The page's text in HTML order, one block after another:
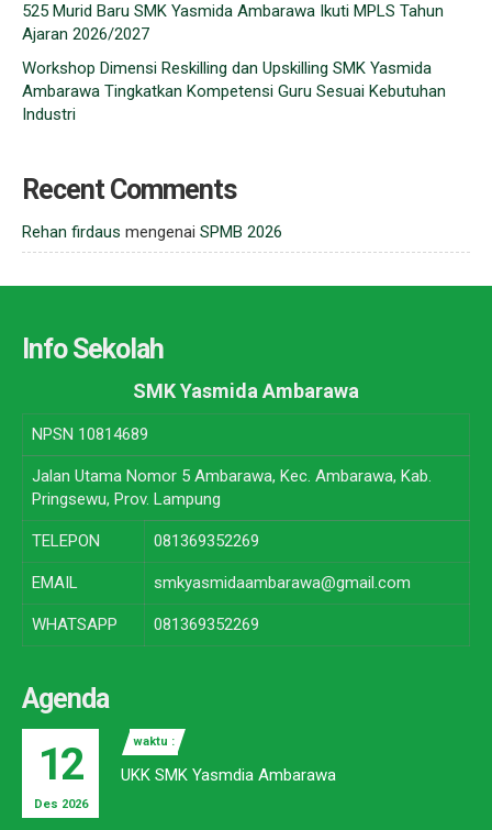
525 Murid Baru SMK Yasmida Ambarawa Ikuti MPLS Tahun
Ajaran 2026/2027
Workshop Dimensi Reskilling dan Upskilling SMK Yasmida
Ambarawa Tingkatkan Kompetensi Guru Sesuai Kebutuhan
Industri
Recent Comments
Rehan firdaus mengenai SPMB 2026
Info Sekolah
SMK Yasmida Ambarawa
NPSN 10814689
Jalan Utama Nomor 5 Ambarawa, Kec. Ambarawa, Kab.
Pringsewu, Prov. Lampung
TELEPON 081369352269
EMAIL smkyasmidaambarawa@gmail.com
WHATSAPP 081369352269
Agenda
12
Des 2026
waktu :
UKK SMK Yasmdia Ambarawa